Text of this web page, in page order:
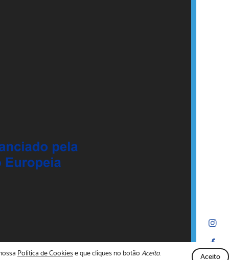
Política de Cookiese que cliques no botão Aceito. Aceito